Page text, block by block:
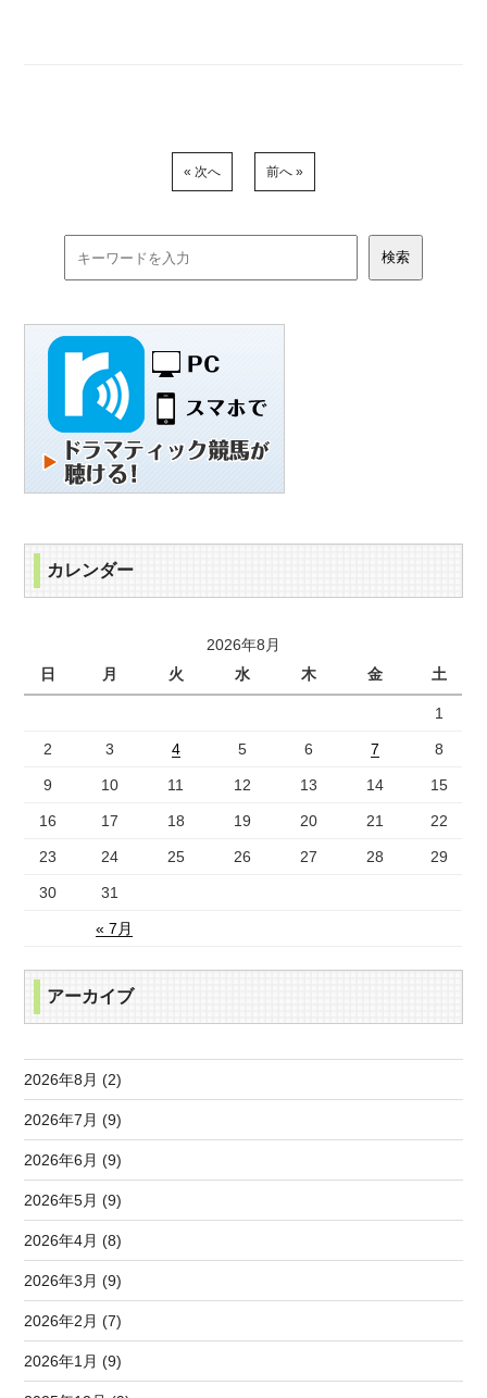
« 次へ 前へ »
カレンダー
2026年8月
日
月 火 水 木 金 土
« 7月
1
2 3 4 5 6 7 8
9 10 11 12 13 14 15
16 17 18 19 20 21 22
23 24 25 26 27 28 29
30 31
アーカイブ
2026年8月 (2)
2026年7月 (9)
2026年6月 (9)
2026年5月 (9)
2026年4月 (8)
2026年3月 (9)
2026年2月 (7)
2026年1月 (9)